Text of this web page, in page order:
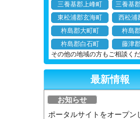
三養基郡上峰町
三養基
東松浦郡玄海町
西松浦
杵島郡大町町
杵島
杵島郡白石町
藤津
その他の地域の方もご相談くだ
最新情報
お知らせ
ポータルサイトをオープン